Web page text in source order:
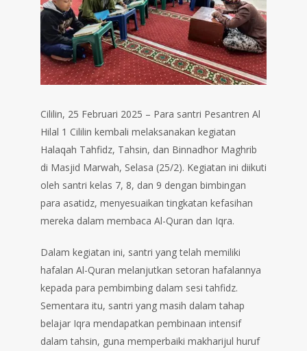
Cililin, 25 Februari 2025 – Para santri Pesantren Al
Hilal 1 Cililin kembali melaksanakan kegiatan
Halaqah Tahfidz, Tahsin, dan Binnadhor Maghrib
di Masjid Marwah, Selasa (25/2). Kegiatan ini diikuti
oleh santri kelas 7, 8, dan 9 dengan bimbingan
para asatidz, menyesuaikan tingkatan kefasihan
mereka dalam membaca Al-Quran dan Iqra.
Dalam kegiatan ini, santri yang telah memiliki
hafalan Al-Quran melanjutkan setoran hafalannya
kepada para pembimbing dalam sesi tahfidz.
Sementara itu, santri yang masih dalam tahap
belajar Iqra mendapatkan pembinaan intensif
dalam tahsin, guna memperbaiki makharijul huruf